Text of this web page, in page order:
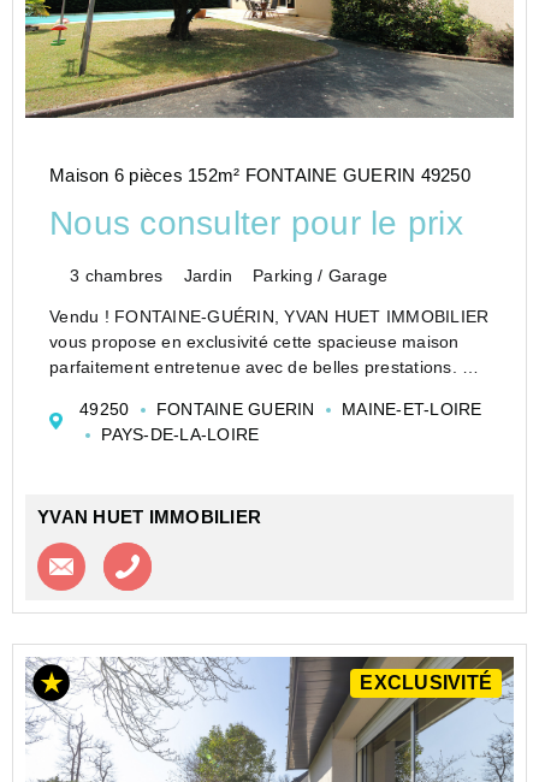
Maison 6 pièces 152m² FONTAINE GUERIN 49250
Nous consulter pour le prix
3 chambres Jardin Parking / Garage
Vendu ! FONTAINE-GUÉRIN, YVAN HUET IMMOBILIER
vous propose en exclusivité cette spacieuse maison
parfaitement entretenue avec de belles prestations. Au
cheminée foyer fermé, cuisine équipée donnant sur
terras...
49250 FONTAINE GUERIN
MAINE-ET-LOIRE
PAYS-DE-LA-LOIRE
YVAN HUET IMMOBILIER
Contacter l'agence
EXCLUSIVITÉ